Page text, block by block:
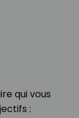
qui vous
: